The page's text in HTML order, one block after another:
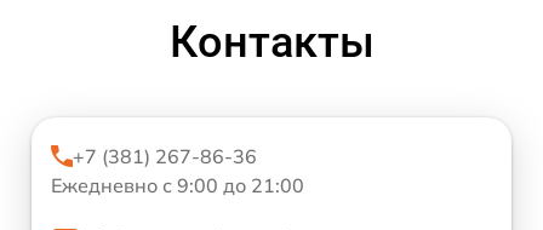
Контакты
+7 (381) 267-86-36
Ежедневно с 9:00 до 21:00